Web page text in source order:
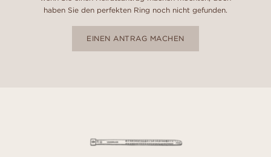
haben Sie den perfekten Ring noch nicht gefunden.
EINEN ANTRAG MACHEN